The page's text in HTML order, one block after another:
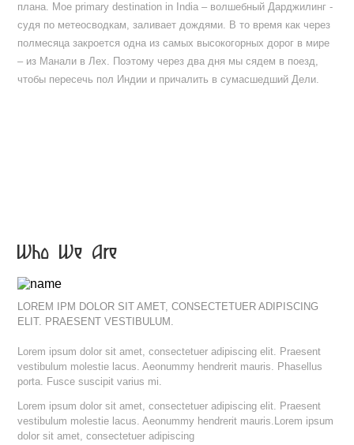
плана. Мое primary destination in India – волшебный Дарджилинг -
судя по метеосводкам, заливает дождями. В то время как через
полмесяца закроется одна из самых высокогорных дорог в мире
– из Манали в Лех. Поэтому через два дня мы сядем в поезд,
чтобы пересечь пол Индии и причалить в сумасшедший Дели.
Who We Are
LOREM IPM DOLOR SIT AMET, CONSECTETUER ADIPISCING
ELIT. PRAESENT VESTIBULUM.
Lorem ipsum dolor sit amet, consectetuer adipiscing elit. Praesent
vestibulum molestie lacus. Aeonummy hendrerit mauris. Phasellus
porta. Fusce suscipit varius mi.
Lorem ipsum dolor sit amet, consectetuer adipiscing elit. Praesent
vestibulum molestie lacus. Aeonummy hendrerit mauris.Lorem ipsum
dolor sit amet, consectetuer adipiscing